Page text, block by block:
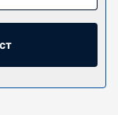
и постельное
более
кровать